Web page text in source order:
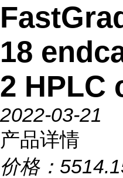
18
2 HPLC
2022-03-21
产品详情
价格：